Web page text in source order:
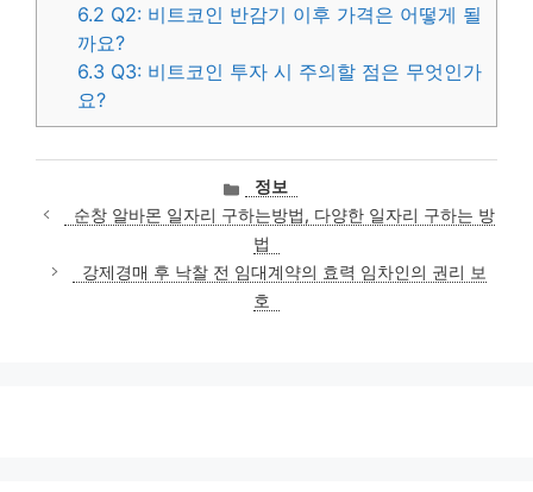
6.2 Q2: 비트코인 반감기 이후 가격은 어떻게 될
까요?
6.3 Q3: 비트코인 투자 시 주의할 점은 무엇인가
요?
카
테
고
리
정보
순창 알바몬 일자리 구하는방법, 다양한 일자리 구하는 방
법
강제경매 후 낙찰 전 임대계약의 효력 임차인의 권리 보
호